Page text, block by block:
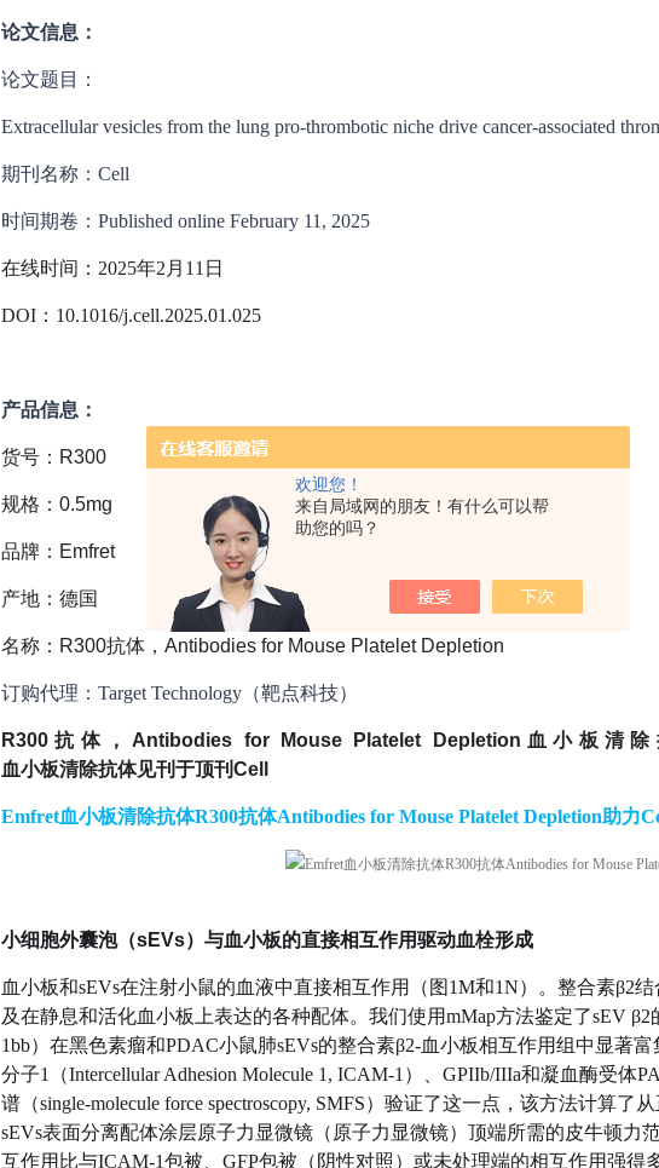
欢迎您！
来自局域网的朋友！有什么可以帮
助您的吗？
论文信息：
论文题目：
Extracellular vesicles from the lung pro-thrombotic niche drive cancer-associated
期刊名称： Cell
时间期卷：Published online February 11, 2025
在线时间：2025年2月11日
DOI：10.1016/j.cell.2025.01.025
产品信息：
货号：R300
规格：0.5mg
品牌：Emfret
产地：德国
名称：R300抗体，Antibodies for Mouse Platelet Depletion
订购代理：Target Technology（靶点科技）
R300抗体，Antibodies for Mouse Platelet Depletion血小板清
血小板清除抗体见刊于顶刊Cell
Emfret血小板清除抗体R300抗体Antibodies for Mouse Platelet Depletion助力
小细胞外囊泡（sEVs） 与血小板的直接相互作用驱动血栓形成
血小板和sEVs在注射小鼠的血液中直接相互作用（图1M和1N）。整合素β2
及在静息和活化血小板上表达的各种配体。我们使用mMap方法鉴定了sEV
1bb）在黑色素瘤和PDAC小鼠肺sEVs的整合素β2-血小板相互作用组中显著
分子1（Intercellular Adhesion Molecule 1, ICAM-1）、GPIIb/IIIa和凝血酶受
谱（single-molecule force spectroscopy, SMFS）验证了这一点，该方法计算
sEVs表面分离配体涂层原子力显微镜（原子力显微镜）顶端所需的皮牛顿力
互作用比与ICAM-1包被、GFP包被（阴性对照）或未处理端的相互作用强得